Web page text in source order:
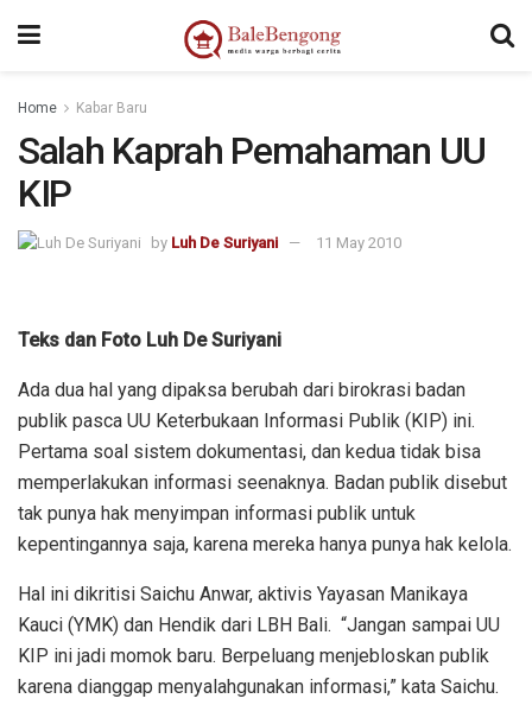
Home Kabar Baru
Salah Kaprah Pemahaman UU
KIP
by Luh De Suriyani 11 May 2010
Teks dan Foto Luh De Suriyani
Ada dua hal yang dipaksa berubah dari birokrasi badan
publik pasca UU Keterbukaan Informasi Publik (KIP) ini.
Pertama soal sistem dokumentasi, dan kedua tidak bisa
memperlakukan informasi seenaknya. Badan publik disebut
tak punya hak menyimpan informasi publik untuk
kepentingannya saja, karena mereka hanya punya hak kelola.
Hal ini dikritisi Saichu Anwar, aktivis Yayasan Manikaya
Kauci (YMK) dan Hendik dari LBH Bali. “Jangan sampai UU
KIP ini jadi momok baru. Berpeluang menjebloskan publik
karena dianggap menyalahgunakan informasi,” kata Saichu.